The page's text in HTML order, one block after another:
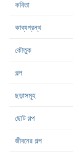
কবিতা
কাব্যগ্রন্থ
কৌতুক
গল্প
ছড়াসমূহ
ছোট গল্প
জীবনের গল্প